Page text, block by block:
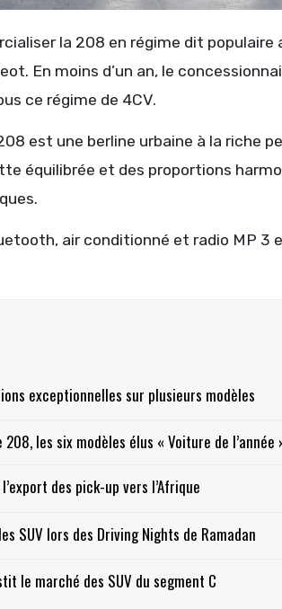
la 208 en régime dit populaire
En moins d’un an, le
ce régime de 4CV.
est une berline urbaine à la riche
équilibrée et des proportions
air conditionné et radio MP
exceptionnelles sur plusieurs modèles
les six modèles élus « Voiture de l’année
des pick-up vers l’Afrique
SUV lors des Driving Nights de Ramadan
le marché des SUV du segment C